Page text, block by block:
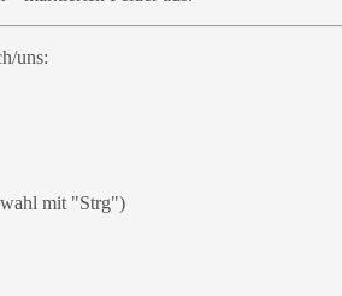
uns:
mit "Strg")